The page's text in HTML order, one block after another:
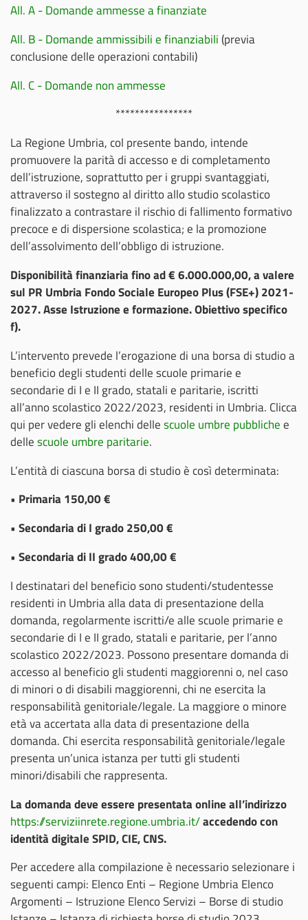
All. A - Domande ammesse a finanziate
All. B - Domande ammissibili e finanziabili(previa
conclusione delle operazioni contabili)
All. C - Domande non ammesse
****************
La Regione Umbria, col presente bando, intende
promuovere la parità di accesso e di completamento
dell’istruzione, soprattutto per i gruppi svantaggiati,
attraverso il sostegno al diritto allo studio scolastico
finalizzato a contrastare il rischio di fallimento formativo
precoce e di dispersione scolastica; e la promozione
dell’assolvimento dell’obbligo di istruzione.
Disponibilità finanziaria fino ad € 6.000.000,00, a valere
sul PR Umbria Fondo Sociale Europeo Plus (FSE+) 2021-
2027. Asse Istruzione e formazione. Obiettivo specifico
f).
L’intervento prevede l’erogazione di una borsa di studio a
beneficio degli studenti delle scuole primarie e
secondarie di I e II grado, statali e paritarie, iscritti
all’anno scolastico 2022/2023, residenti in Umbria. Clicca
qui per vedere gli elenchi dellescuole umbre pubblichee
dellescuole umbre paritarie.
L’entità di ciascuna borsa di studio è così determinata:
• Primaria 150,00 €
• Secondaria di I grado 250,00 €
• Secondaria di II grado 400,00 €
I destinatari del beneficio sono studenti/studentesse
residenti in Umbria alla data di presentazione della
domanda, regolarmente iscritti/e alle scuole primarie e
secondarie di I e II grado, statali e paritarie, per l’anno
scolastico 2022/2023. Possono presentare domanda di
accesso al beneficio gli studenti maggiorenni o, nel caso
di minori o di disabili maggiorenni, chi ne esercita la
responsabilità genitoriale/legale. La maggiore o minore
età va accertata alla data di presentazione della
domanda. Chi esercita responsabilità genitoriale/legale
presenta un’unica istanza per tutti gli studenti
minori/disabili che rappresenta.
La domanda deve essere presentata online all’indirizzo
https://serviziinrete.regione.umbria.it/accedendo con
identità digitale SPID, CIE, CNS.
Per accedere alla compilazione è necessario selezionare i
seguenti campi: Elenco Enti – Regione Umbria Elenco
Argomenti – Istruzione Elenco Servizi – Borse di studio